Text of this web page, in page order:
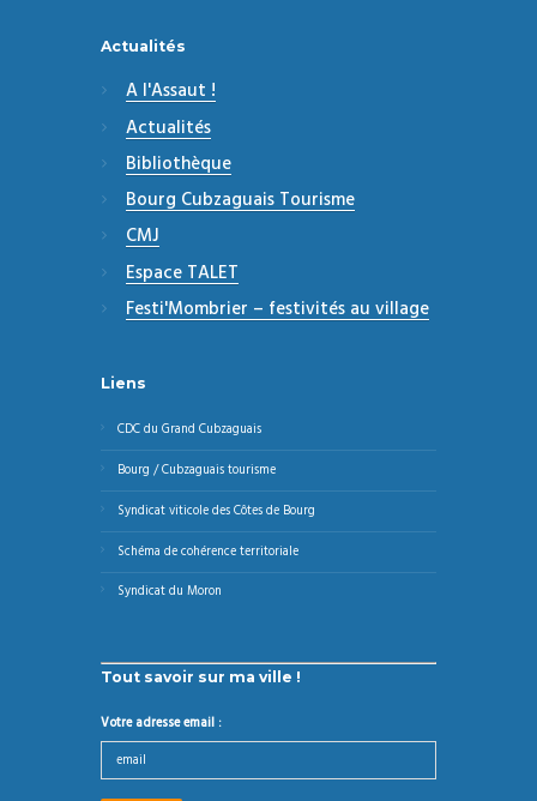
Actualités
A l'Assaut !
Actualités
Bibliothèque
Bourg Cubzaguais Tourisme
CMJ
Espace TALET
Festi'Mombrier – festivités au village
Liens
CDC du Grand Cubzaguais
Bourg / Cubzaguais tourisme
Syndicat viticole des Côtes de Bourg
Schéma de cohérence territoriale
Syndicat du Moron
Tout savoir sur ma ville !
Votre adresse email :